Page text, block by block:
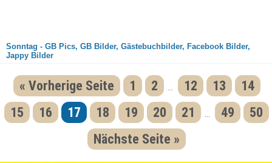
Sonntag - GB Pics, GB Bilder, Gästebuchbilder, Facebook Bilder,
Jappy Bilder
« Vorherige Seite 1 2 12 13
14
15
16 17 18 19 20 21 49
50
Nächste Seite »